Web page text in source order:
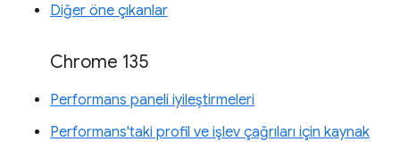
Diğer öne çıkanlar
Chrome 135
Performans paneli iyileştirmeleri
Performans'taki profil ve işlev çağrıları için kaynak